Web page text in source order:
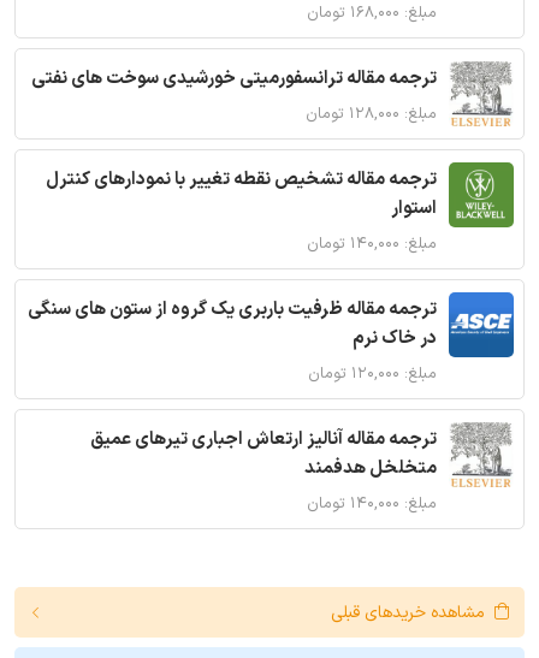
مبلغ: ۱۶۸,۰۰۰ تومان
ترجمه مقاله ترانسفورمیتی خورشیدی سوخت های نفتی
مبلغ: ۱۲۸,۰۰۰ تومان
ترجمه مقاله تشخیص نقطه تغییر با نمودارهای کنترل
استوار
مبلغ: ۱۴۰,۰۰۰ تومان
ترجمه مقاله ظرفیت باربری یک گروه از ستون های سنگی
در خاک نرم
مبلغ: ۱۲۰,۰۰۰ تومان
ترجمه مقاله آنالیز ارتعاش اجباری تیرهای عمیق
متخلخل هدفمند
مبلغ: ۱۴۰,۰۰۰ تومان
مشاهده خریدهای قبلی